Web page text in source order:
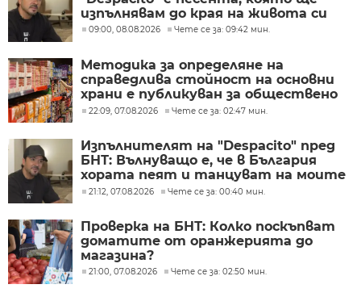
изпълнявам до края на живота си
09:00, 08.08.2026 Чете се за: 09:42 мин.
Методика за определяне на
справедлива стойност на основни
храни е публикуван за обществено
обсъждане
22:09, 07.08.2026 Чете се за: 02:47 мин.
Изпълнителят на "Despacito" пред
БНТ: Вълнуващо е, че в България
хората пеят и танцуват на моите
песни
21:12, 07.08.2026 Чете се за: 00:40 мин.
Проверка на БНТ: Колко поскъпват
доматите от оранжерията до
магазина?
21:00, 07.08.2026 Чете се за: 02:50 мин.